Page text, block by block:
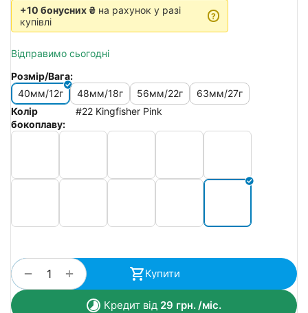
+10 бонусних ₴ на рахунок у разі
купівлі
?
Відправимо сьогодні
Розмір/Вага:
40мм/12г
48мм/18г 56мм/22г
63мм/27г
Колір
бокоплаву:
#22 Kingfisher Pink
+
− Купити
Кредит від 29 грн./міс.